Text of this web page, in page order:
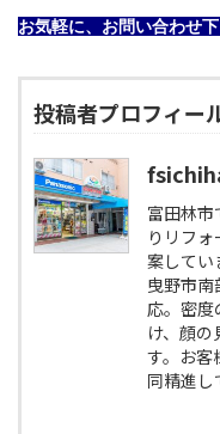
お気軽に、お問い合わせ下
投稿者プロフィー
富田林
りリフ
案してい
曳野市南
応。密度
け、顔
す。お客
同精進し